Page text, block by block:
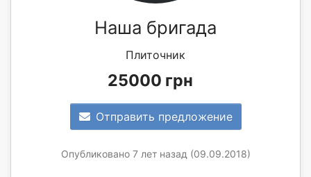
Наша бригада
Плиточник
25000 грн
Отправить предложение
Опубликовано 7 лет назад (09.09.2018)